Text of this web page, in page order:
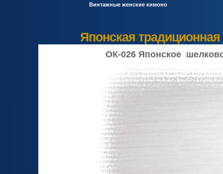
Японская
ОК-026 Японское
Винтажные женские кимоно